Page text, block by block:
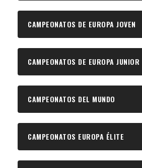
CAMPEONATOS DE EUROPA JOVEN
CAMPEONATOS DE EUROPA JUNIOR
CAMPEONATOS DEL MUNDO
CAMPEONATOS EUROPA ÉLITE